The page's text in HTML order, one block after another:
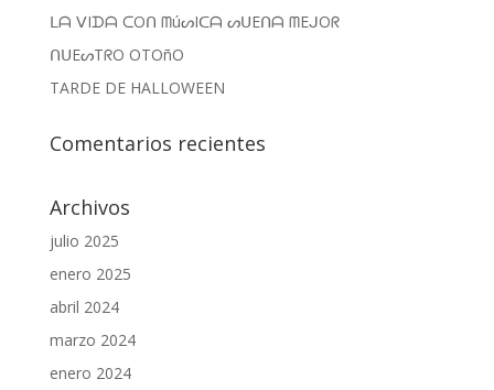
ᒪᗩ ᐯIᗪᗩ ᑕOᑎ ᗰúᔕIᑕᗩ ᔕᑌEᑎᗩ ᗰEᒍOᖇ
ᑎᑌEᔕTᖇO OTOñO
TARDE DE HALLOWEEN
Comentarios recientes
Archivos
julio 2025
enero 2025
abril 2024
marzo 2024
enero 2024